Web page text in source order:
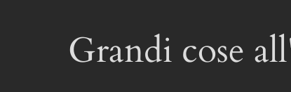
Grandi cose